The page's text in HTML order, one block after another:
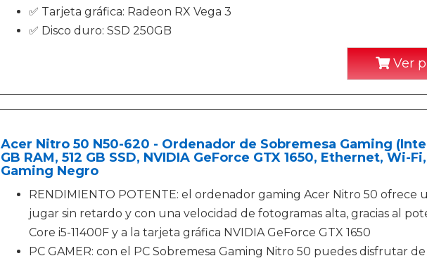
✅ Tarjeta gráfica: Radeon RX Vega 3
✅ Disco duro: SSD 250GB
Ver
Acer Nitro 50 N50-620 - Ordenador de Sobremesa Gaming (Intel
GB RAM, 512 GB SSD, NVIDIA GeForce GTX 1650, Ethernet, Wi-
Gaming Negro
RENDIMIENTO POTENTE: el ordenador gaming Acer Nitro 50 ofrece
jugar sin retardo y con una velocidad de fotogramas alta, gracias al
Core i5-11400F y a la tarjeta gráfica NVIDIA GeForce GTX 1650
PC GAMER: con el PC Sobremesa Gaming Nitro 50 puedes disfrutar